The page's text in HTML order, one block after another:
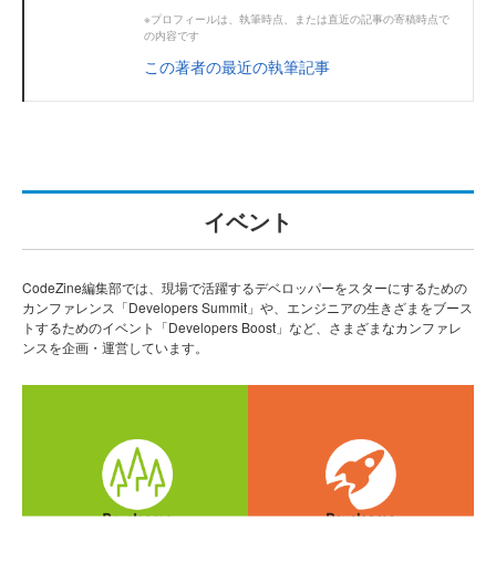
※プロフィールは、執筆時点、または直近の記事の寄稿時点で
の内容です
この著者の最近の執筆記事
イベント
CodeZine編集部では、現場で活躍するデベロッパーをスターにするための
カンファレンス「Developers Summit」や、エンジニアの生きざまをブース
トするためのイベント「Developers Boost」など、さまざまなカンファレ
ンスを企画・運営しています。